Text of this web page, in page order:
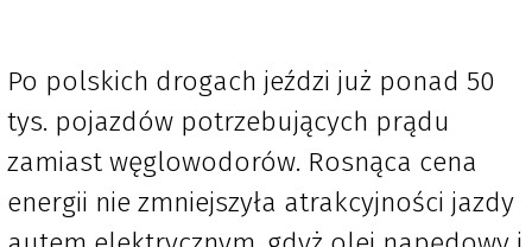
Po polskich drogach jeździ już ponad 50
tys. pojazdów potrzebujących prądu
zamiast węglowodorów. Rosnąca cena
energii nie zmniejszyła atrakcyjności jazdy